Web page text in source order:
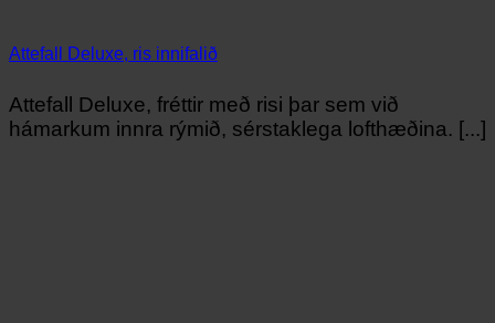
Attefall Deluxe, ris innifalið
Attefall Deluxe, fréttir með risi þar sem við
hámarkum innra rýmið, sérstaklega lofthæðina. [...]